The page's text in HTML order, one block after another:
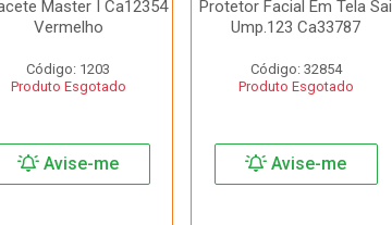
Master I Ca12354
Vermelho
Código: 1203
Produto Esgotado
Avise-me
Protetor Facial Em Tela Sai
Ump.123 Ca33787
Código: 32854
Produto Esgotado
Avise-me